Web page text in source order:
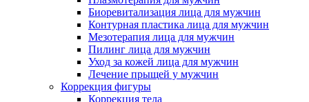
Биоревитализация лица для мужчин
Контурная пластика лица для мужчин
Мезотерапия лица для мужчин
Пилинг лица для мужчин
Уход за кожей лица для мужчин
Лечение прыщей у мужчин
Коррекция фигуры
Коррекция тела